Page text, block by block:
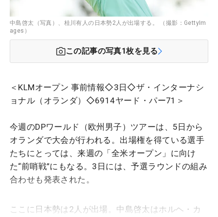
中島啓太（写真）、桂川有人の日本勢2人が出場する。 （撮影：GettyIm
ages）
この記事の写真1枚を見る
＜KLMオープン 事前情報◇3日◇ザ・インターナシ
ョナル（オランダ）◇6914ヤード・パー71＞
今週のDPワールド（欧州男子）ツアーは、5日から
オランダで大会が行われる。出場権を得ている選手
たちにとっては、来週の「全米オープン」に向け
た“前哨戦”にもなる。3日には、予選ラウンドの組み
合わせも発表された。
ここに日本勢は2人が出場。中島啓太はホルヘ・カ